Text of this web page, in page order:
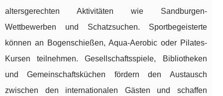
altersgerechten Aktivitäten wie Sandburgen-
Wettbewerben und Schatzsuchen. Sportbegeisterte
können an Bogenschießen, Aqua-Aerobic oder Pilates-
Kursen teilnehmen. Gesellschaftsspiele, Bibliotheken
und Gemeinschaftsküchen fördern den Austausch
zwischen den internationalen Gästen und schaffen